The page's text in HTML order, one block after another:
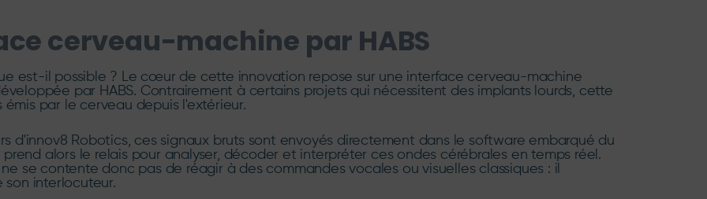
cerveau-machine par HABS
est-il possible ? Le cœur de cette innovation repose sur une interface cerveau-machine
par HABS. Contrairement à certains projets qui nécessitent des implants lourds, cette
par le cerveau depuis l'extérieur.
d'innov8 Robotics, ces signaux bruts sont envoyés directement dans le software embarqué du
alors le relais pour analyser, décoder et interpréter ces ondes cérébrales en temps réel.
ne se contente donc pas de réagir à des commandes vocales ou visuelles classiques : il
interlocuteur.